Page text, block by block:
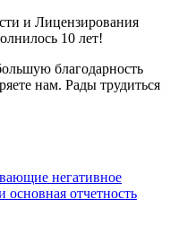
и Лицензирования
10 лет!
благодарность
нам. Рады трудиться
негативное
отчетность